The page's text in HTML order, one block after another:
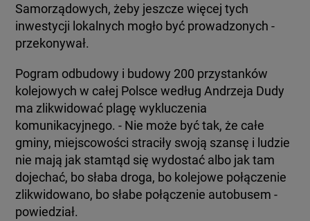
Samorządowych, żeby jeszcze więcej tych
inwestycji lokalnych mogło być prowadzonych -
przekonywał.
Pogram odbudowy i budowy 200 przystanków
kolejowych w całej Polsce według Andrzeja Dudy
ma zlikwidować plagę wykluczenia
komunikacyjnego. - Nie może być tak, że całe
gminy, miejscowości straciły swoją szansę i ludzie
nie mają jak stamtąd się wydostać albo jak tam
dojechać, bo słaba droga, bo kolejowe połączenie
zlikwidowano, bo słabe połączenie autobusem -
powiedział.